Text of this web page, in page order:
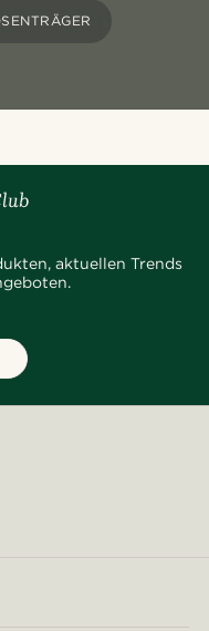
aktuellen Trends